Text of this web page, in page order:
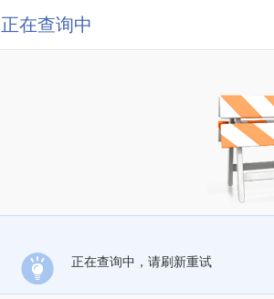
正在查询中
正在查询中，请刷新重试